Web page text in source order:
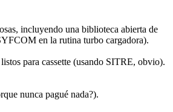
incluyendo una biblioteca abierta de
en la rutina turbo cargadora).
para cassette (usando SITRE, obvio).
nunca pagué nada?).